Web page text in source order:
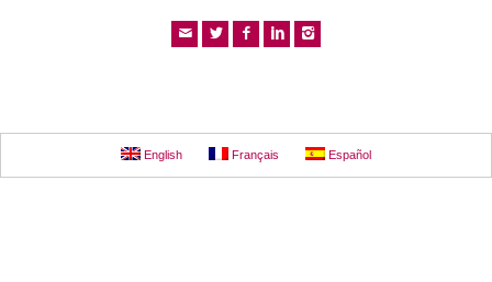
English Français Español